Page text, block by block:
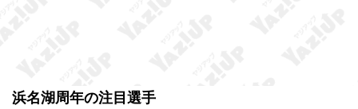
浜名湖周年の注目選手